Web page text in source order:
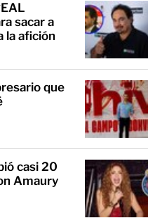
sacar a
la afición
que
casi 20
Amaury